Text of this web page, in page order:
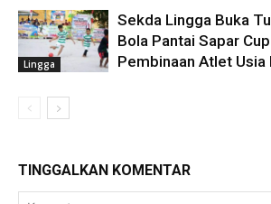
Lingga
Sekda Lingga Buka
Bola Pantai Sapar
Pembinaan Atlet Usia
TINGGALKAN KOMENTAR